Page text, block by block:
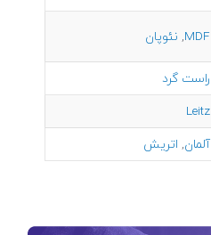
MDF
, نئوپان
راست گرد
Leitz
آلمان, اتریش